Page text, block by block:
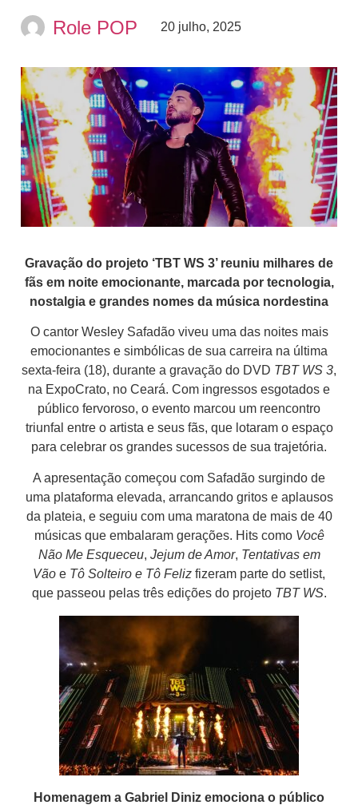
Role POP 20 julho, 2025
Gravação do projeto ‘TBT WS 3’ reuniu milhares de
fãs em noite emocionante, marcada por tecnologia,
nostalgia e grandes nomes da música nordestina
O cantor Wesley Safadão viveu uma das noites mais
emocionantes e simbólicas de sua carreira na última
sexta-feira (18), durante a gravação do DVD TBT WS 3,
na ExpoCrato, no Ceará. Com ingressos esgotados e
público fervoroso, o evento marcou um reencontro
triunfal entre o artista e seus fãs, que lotaram o espaço
para celebrar os grandes sucessos de sua trajetória.
A apresentação começou com Safadão surgindo de
uma plataforma elevada, arrancando gritos e aplausos
da plateia, e seguiu com uma maratona de mais de 40
músicas que embalaram gerações. Hits como Você
Não Me Esqueceu, Jejum de Amor, Tentativas em
Vão e Tô Solteiro e Tô Feliz fizeram parte do setlist,
que passeou pelas três edições do projeto TBT WS.
Homenagem a Gabriel Diniz emociona o público